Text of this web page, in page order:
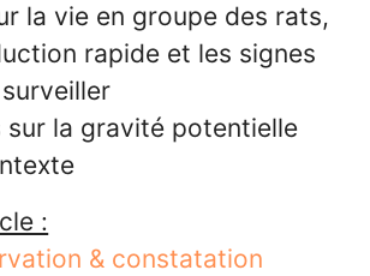
la vie en groupe des rats,
rapide et les signes
sur la gravité potentielle
:
& constatation